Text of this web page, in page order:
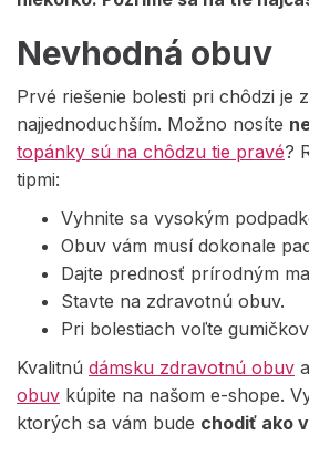
Nevhodná obuv
Prvé riešenie bolesti pri chôdzi je
najjednoduchším. Možno nosíte
topánky sú na chôdzu tie pravé?
tipmi:
Vyhnite sa vysokým
Obuv vám musí dokonale
Dajte prednosť prírodným
Stavte na zdravotnú obuv.
Pri bolestiach voľte
Kvalitnú dámsku zdravotnú obuv a
obuv kúpite na našom e-shope.
ktorých sa vám bude chodiť ako